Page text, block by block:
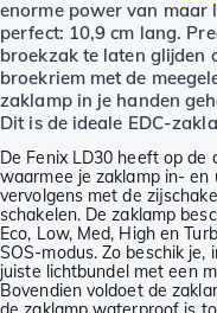
enorme power van maar
perfect: 10,9 cm lang.
broekzak te laten glijden
broekriem met de
zaklamp in je handen
Dit is de ideale EDC-
De Fenix LD30 heeft op de
waarmee je zaklamp in- en
vervolgens met de
schakelen. De zaklamp
Eco, Low, Med, High en
SOS-modus. Zo beschik
juiste lichtbundel met een
Bovendien voldoet de